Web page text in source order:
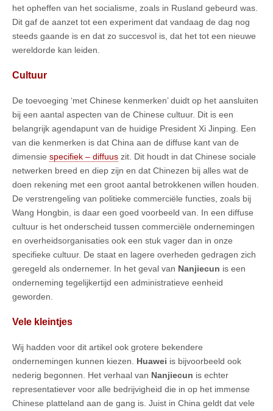
het opheffen van het socialisme, zoals in Rusland gebeurd was.
Dit gaf de aanzet tot een experiment dat vandaag de dag nog
steeds gaande is en dat zo succesvol is, dat het tot een nieuwe
wereldorde kan leiden.
Cultuur
De toevoeging ‘met Chinese kenmerken’ duidt op het aansluiten
bij een aantal aspecten van de Chinese cultuur. Dit is een
belangrijk agendapunt van de huidige President Xi Jinping. Een
van die kenmerken is dat China aan de diffuse kant van de
dimensie specifiek – diffuus zit. Dit houdt in dat Chinese sociale
netwerken breed en diep zijn en dat Chinezen bij alles wat de
doen rekening met een groot aantal betrokkenen willen houden.
De verstrengeling van politieke commerciële functies, zoals bij
Wang Hongbin, is daar een goed voorbeeld van. In een diffuse
cultuur is het onderscheid tussen commerciële ondernemingen
en overheidsorganisaties ook een stuk vager dan in onze
specifieke cultuur. De staat en lagere overheden gedragen zich
geregeld als ondernemer. In het geval van Nanjiecun is een
onderneming tegelijkertijd een administratieve eenheid
geworden.
Vele kleintjes
Wij hadden voor dit artikel ook grotere bekendere
ondernemingen kunnen kiezen. Huawei is bijvoorbeeld ook
nederig begonnen. Het verhaal van Nanjiecun is echter
representatiever voor alle bedrijvigheid die in op het immense
Chinese platteland aan de gang is. Juist in China geldt dat vele